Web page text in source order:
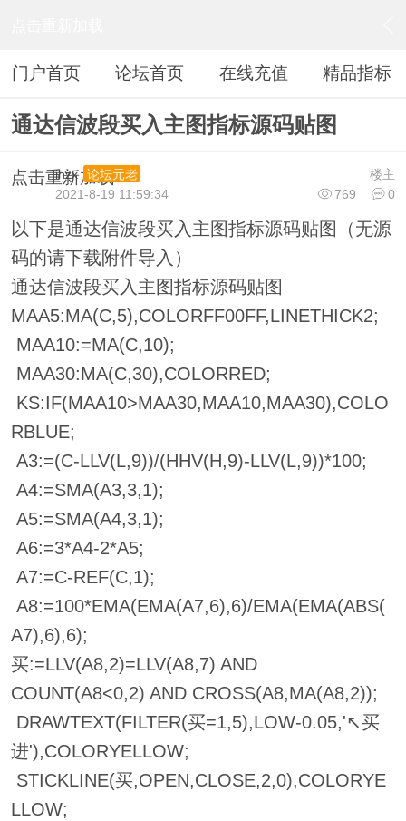
门户首页 论坛首页 在线充值 精品指标
通达信波段买入主图指标源码贴图
点击重新加载 楼主
ihzx
论坛元老
769
0
2021-8-19 11:59:34
以下是通达信波段买入主图指标源码贴图（无源
码的请下载附件导入）
通达信波段买入主图指标源码贴图
MAA5:MA(C,5),COLORFF00FF,LINETHICK2;
MAA10:=MA(C,10);
MAA30:MA(C,30),COLORRED;
KS:IF(MAA10>MAA30,MAA10,MAA30),COLO
RBLUE;
A3:=(C-LLV(L,9))/(HHV(H,9)-LLV(L,9))*100;
A4:=SMA(A3,3,1);
A5:=SMA(A4,3,1);
A6:=3*A4-2*A5;
A7:=C-REF(C,1);
A8:=100*EMA(EMA(A7,6),6)/EMA(EMA(ABS(
A7),6),6);
买:=LLV(A8,2)=LLV(A8,7) AND
COUNT(A8<0,2) AND CROSS(A8,MA(A8,2));
DRAWTEXT(FILTER(买=1,5),LOW-0.05,'↖买
进'),COLORYELLOW;
STICKLINE(买,OPEN,CLOSE,2,0),COLORYE
LLOW;